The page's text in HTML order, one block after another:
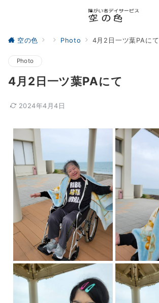
空の色 Photo 4月2日一ツ葉PAにて
Photo
4月2日一ツ葉PAにて
2024年4月4日